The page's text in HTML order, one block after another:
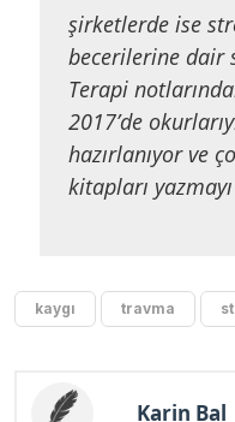
şirketlerde ise
becerilerine dair
Terapi
2017’de
hazırlanıyor ve
kitapları
kaygı travma
Karin Bal